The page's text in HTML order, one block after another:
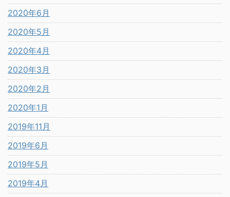
2020年6月
2020年5月
2020年4月
2020年3月
2020年2月
2020年1月
2019年11月
2019年6月
2019年5月
2019年4月